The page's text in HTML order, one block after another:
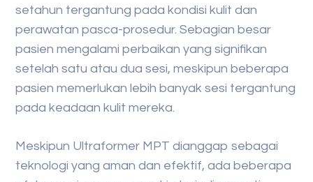
setahun tergantung pada kondisi kulit dan
perawatan pasca-prosedur. Sebagian besar
pasien mengalami perbaikan yang signifikan
setelah satu atau dua sesi, meskipun beberapa
pasien memerlukan lebih banyak sesi tergantung
pada keadaan kulit mereka.
Meskipun Ultraformer MPT dianggap sebagai
teknologi yang aman dan efektif, ada beberapa